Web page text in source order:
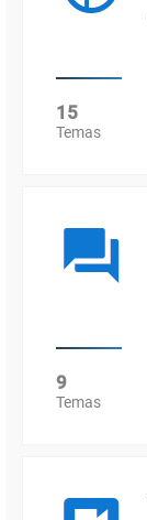
15
Temas
9
Temas